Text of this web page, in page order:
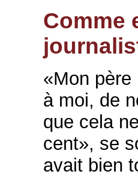
Comme
«Mon
à moi, de
que cela
cent», se
avait bien